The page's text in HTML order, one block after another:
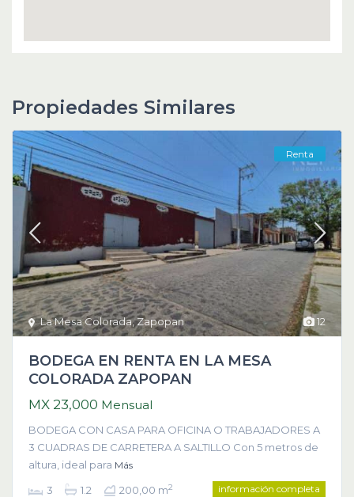
Propiedades Similares
12
La Mesa Colorada,Zapopan
Renta
BODEGA EN RENTA EN LA MESA
COLORADA ZAPOPAN
MX 23,000 Mensual
BODEGA CON CASA PARA OFICINA O TRABAJADORES A
3 CUADRAS DE CARRETERA A SALTILLO Con 5 metros de
altura, ideal para Más
3 1.2 200,00 m2 información completa